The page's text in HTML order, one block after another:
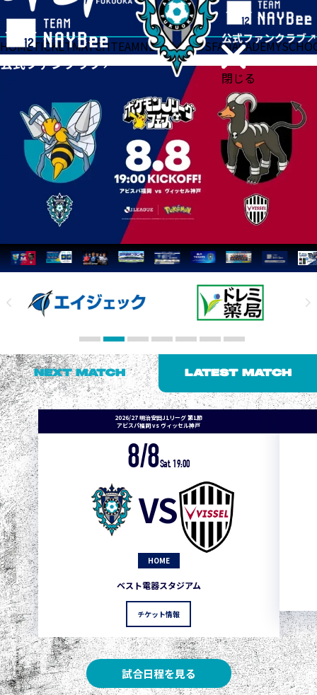
閉じる
HOMETICKETMATCHTEAMNEWSGOODSFANACADEMY
NEXT MATCH LATEST MATCH
2026/27 明治安田J1リーグ 第1節
アビスパ福岡 vs ヴィッセル神戸
8/8Sat. 19:00
VS
HOME
ベスト電器スタジアム
チケット情報
試合日程を見る